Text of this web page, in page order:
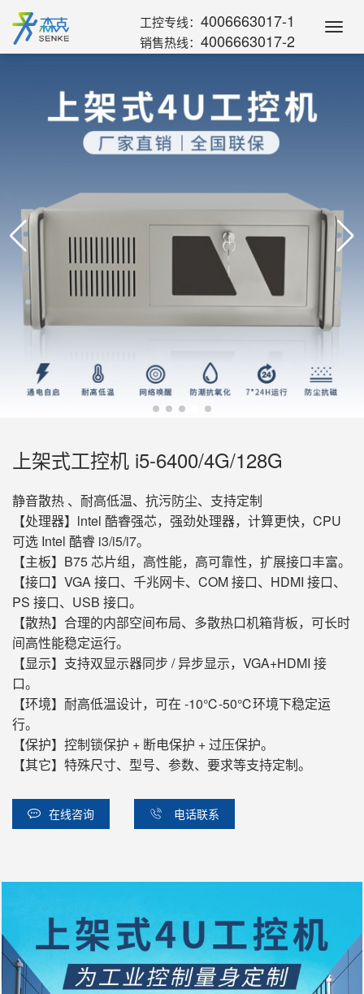
工控专线： 4006663017-1
销售热线： 4006663017-2
上架式工控机 i5-6400/4G/128G
静音散热 、耐高低温、抗污防尘、支持定制
【处理器】lntel 酷睿强芯，强劲处理器，计算更快，CPU
可选 Intel 酷睿 i3/i5/i7。
【主板】B75 芯片组，高性能，高可靠性，扩展接口丰富。
【接口】VGA 接口、千兆网卡、COM 接口、HDMI 接口、
PS 接口、USB 接口。
【散热】合理的内部空间布局、多散热口机箱背板，可长时
间高性能稳定运行。
【显示】支持双显示器同步 / 异步显示，VGA+HDMI 接
口。
【环境】耐高低温设计，可在 -10℃-50℃环境下稳定运
行。
【保护】控制锁保护 + 断电保护 + 过压保护。
【其它】特殊尺寸、型号、参数、要求等支持定制。
在线咨询 电话联系